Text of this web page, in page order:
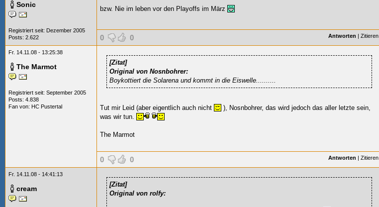
Sonic
Registriert seit: Dezember 2005
Posts: 2.622
bzw. Nie im leben vor den Playoffs im März
0 0 Antworten | Zitieren
Fr. 14.11.08 - 13:25:38
The Marmot
Registriert seit: September 2005
Posts: 4.838
Fan von: HC Pustertal
[Zitat]
Original von Nosnbohrer:
Boykottiert die Solarena und kommt in die Eiswelle..........
Tut mir Leid (aber eigentlich auch nicht
), Nosnbohrer, das wird jedoch das aller letzte sein,
was wir tun.
The Marmot
0 0 Antworten | Zitieren
Fr. 14.11.08 - 14:41:13
cream
[Zitat]
Original von rolfy: